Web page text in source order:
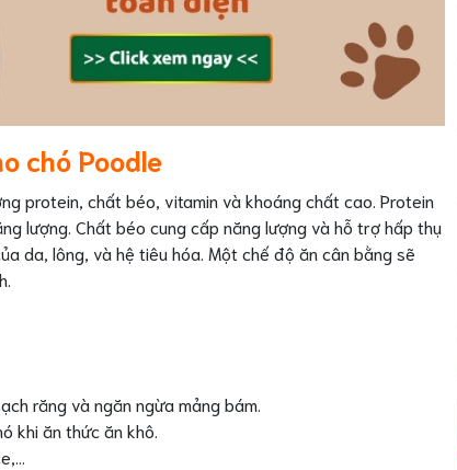
chó Poodle
protein, chất béo, vitamin và khoáng chất cao. Protein
lượng. Chất béo cung cấp năng lượng và hỗ trợ hấp thụ
da, lông, và hệ tiêu hóa. Một chế độ ăn cân bằng sẽ
răng và ngăn ngừa mảng bám.
khi ăn thức ăn khô.